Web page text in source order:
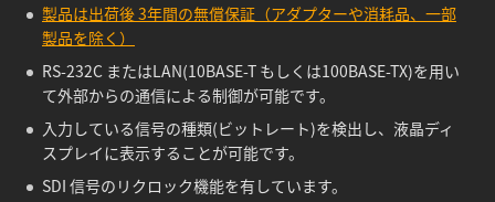
製品は出荷後 3年間の無償保証（アダプターや消耗品、一部
製品を除く）
RS-232C またはLAN(10BASE-T もしくは100BASE-TX)を用い
て外部からの通信による制御が可能です。
入力している信号の種類(ビットレート)を検出し、液晶ディ
スプレイに表示することが可能です。
SDI 信号のリクロック機能を有しています。